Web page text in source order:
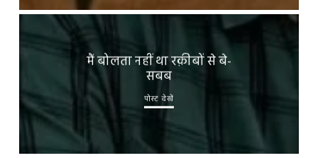
मैं बोलता नहीं था रक़ीबों से बे-
सबब
पोस्ट देखें